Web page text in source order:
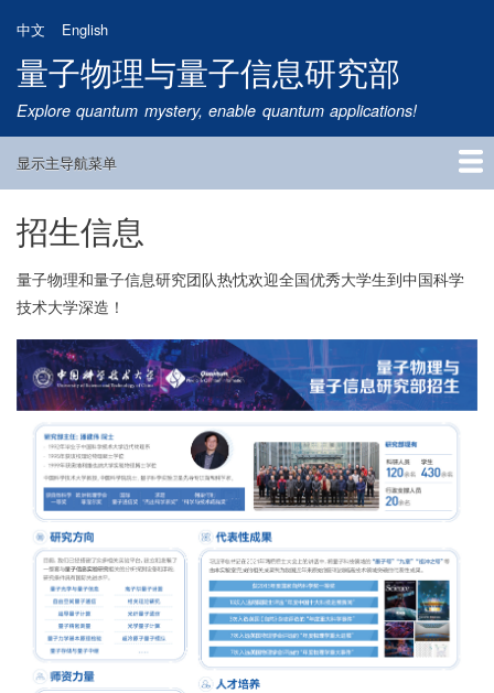
到
主
要
内
中文 English
量子物理与量子信息研究部
Explore quantum mystery, enable quantum applications!
Main
显示主导航菜单
首页
研究方向
量子卫星
团队成员
新闻动态
研究进展
学术报告
论文发表
公告通知
招生信息
相关链接
招生信息
量子物理和量子信息研究团队热忱欢迎全国优秀大学生到中国科学
技术大学深造！